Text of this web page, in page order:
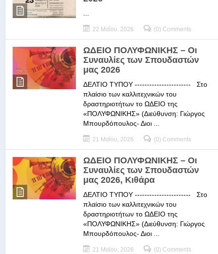
22 Μαΐου, 2026 (0) Comments
ΩΔΕΙΟ ΠΟΛΥΦΩΝΙΚΗΣ – Οι
Συναυλίες των Σπουδαστών
μας 2026
ΔΕΛΤΙΟ ΤΥΠΟΥ ----------------------- Στο
πλαίσιο των καλλιτεχνικών του
δραστηριοτήτων το ΩΔΕΙΟ της
«ΠΟΛΥΦΩΝΙΚΗΣ» (Διεύθυνση: Γιώργος
Μπουρδόπουλος- Διοι ...
21 Μαΐου, 2026 (0) Comments
ΩΔΕΙΟ ΠΟΛΥΦΩΝΙΚΗΣ – Οι
Συναυλίες των Σπουδαστών
μας 2026, Κιθάρα
ΔΕΛΤΙΟ ΤΥΠΟΥ ----------------------- Στο
πλαίσιο των καλλιτεχνικών του
δραστηριοτήτων το ΩΔΕΙΟ της
«ΠΟΛΥΦΩΝΙΚΗΣ» (Διεύθυνση: Γιώργος
Μπουρδόπουλος- Διοι ...
21 Μαΐου, 2026 (0) Comments